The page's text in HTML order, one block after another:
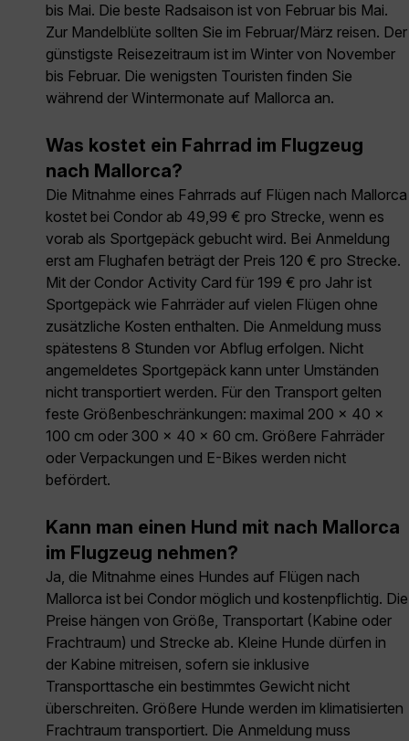
bis Mai. Die beste Radsaison ist von Februar bis Mai.
Zur Mandelblüte sollten Sie im Februar/März reisen. Der
günstigste Reisezeitraum ist im Winter von November
bis Februar. Die wenigsten Touristen finden Sie
während der Wintermonate auf Mallorca an.
Was kostet ein Fahrrad im Flugzeug
nach Mallorca?
Die Mitnahme eines Fahrrads auf Flügen nach Mallorca
kostet bei Condor ab 49,99 € pro Strecke, wenn es
vorab als Sportgepäck gebucht wird. Bei Anmeldung
erst am Flughafen beträgt der Preis 120 € pro Strecke.
Mit der Condor Activity Card für 199 € pro Jahr ist
Sportgepäck wie Fahrräder auf vielen Flügen ohne
zusätzliche Kosten enthalten. Die Anmeldung muss
spätestens 8 Stunden vor Abflug erfolgen. Nicht
angemeldetes Sportgepäck kann unter Umständen
nicht transportiert werden. Für den Transport gelten
feste Größenbeschränkungen: maximal 200 × 40 ×
100 cm oder 300 × 40 × 60 cm. Größere Fahrräder
oder Verpackungen und E-Bikes werden nicht
befördert.
Kann man einen Hund mit nach Mallorca
im Flugzeug nehmen?
Ja, die Mitnahme eines Hundes auf Flügen nach
Mallorca ist bei Condor möglich und kostenpflichtig. Die
Preise hängen von Größe, Transportart (Kabine oder
Frachtraum) und Strecke ab. Kleine Hunde dürfen in
der Kabine mitreisen, sofern sie inklusive
Transporttasche ein bestimmtes Gewicht nicht
überschreiten. Größere Hunde werden im klimatisierten
Frachtraum transportiert. Die Anmeldung muss